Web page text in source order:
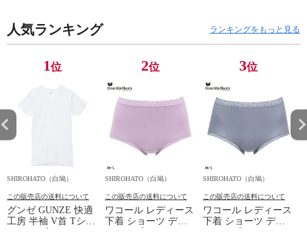
人気ランキング ランキングをもっと見る
1位
SHIROHATO（白鳩）
この販売店の送料について
グンゼ GUNZE 快適
工房 半袖 V首 Tシャ
2位
SHIROHATO（白鳩）
この販売店の送料について
ワコール レディース
下着 ショーツ ディ
3位
SHIROHATO（白鳩）
この販売店の送料について
ワコール レディース
下着 ショーツ ディ